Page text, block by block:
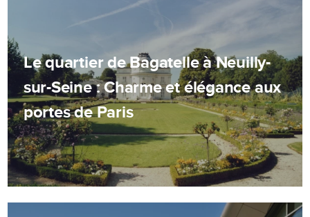
Le quartier de Bagatelle à Neuilly-
sur-Seine : Charme et élégance aux
portes de Paris